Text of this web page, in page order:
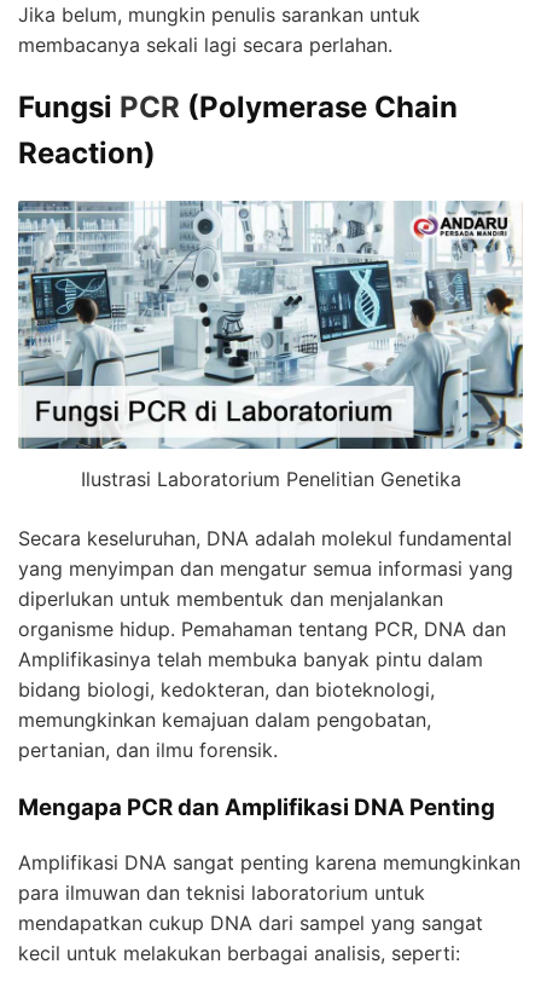
Jika belum, mungkin penulis sarankan untuk
membacanya sekali lagi secara perlahan.
Fungsi PCR (Polymerase Chain
Reaction)
Ilustrasi Laboratorium Penelitian Genetika
Secara keseluruhan, DNA adalah molekul fundamental
yang menyimpan dan mengatur semua informasi yang
diperlukan untuk membentuk dan menjalankan
organisme hidup. Pemahaman tentang PCR, DNA dan
Amplifikasinya telah membuka banyak pintu dalam
bidang biologi, kedokteran, dan bioteknologi,
memungkinkan kemajuan dalam pengobatan,
pertanian, dan ilmu forensik.
Mengapa PCR dan Amplifikasi DNA Penting
Amplifikasi DNA sangat penting karena memungkinkan
para ilmuwan dan teknisi laboratorium untuk
mendapatkan cukup DNA dari sampel yang sangat
kecil untuk melakukan berbagai analisis, seperti: